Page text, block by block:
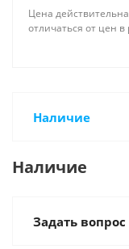
Цена
отличаться от цен
Наличие
Наличие
Задать вопрос